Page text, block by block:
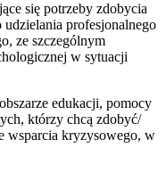
się potrzeby zdobycia
profesjonalnego
ze szczególnym
w sytuacji
edukacji, pomocy
którzy chcą zdobyć/
wsparcia kryzysowego, w